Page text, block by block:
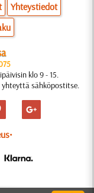
Yhteystiedot
klo 9 - 15.
yhteyttä sähköpostitse.